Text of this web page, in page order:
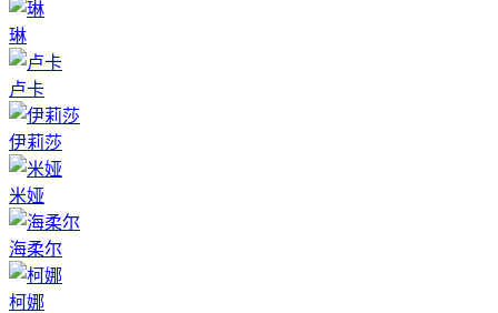
琳
卢卡
伊莉莎
米娅
海柔尔
柯娜